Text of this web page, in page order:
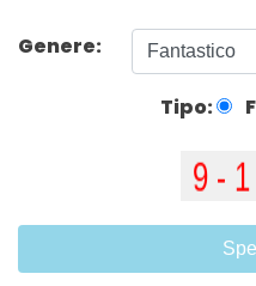
Genere:
Tipo: